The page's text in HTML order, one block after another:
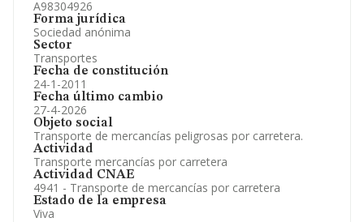
A98304926
Forma jurídica
Sociedad anónima
Sector
Transportes
Fecha de constitución
24-1-2011
Fecha último cambio
27-4-2026
Objeto social
Transporte de mercancías peligrosas por carretera.
Actividad
Transporte mercancías por carretera
Actividad CNAE
4941 - Transporte de mercancías por carretera
Estado de la empresa
Viva